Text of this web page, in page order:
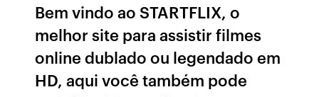
Bem vindo ao STARTFLIX, o
melhor site para assistir filmes
online dublado ou legendado em
HD, aqui você também pode